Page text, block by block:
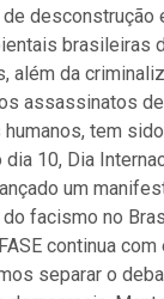
desconstrução
brasileiras
além da
assassinatos
tem
10, Dia
um
facismo no
continua com
separar o